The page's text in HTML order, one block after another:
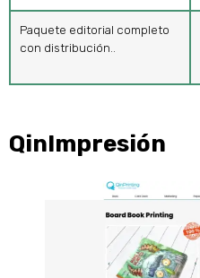
Paquete editorial completo
con distribución..
QinImpresión